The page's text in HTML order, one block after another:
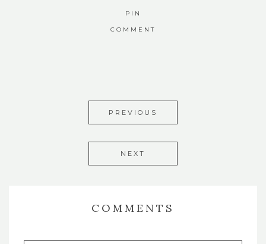
PIN
COMMENT
PREVIOUS
NEXT
COMMENTS